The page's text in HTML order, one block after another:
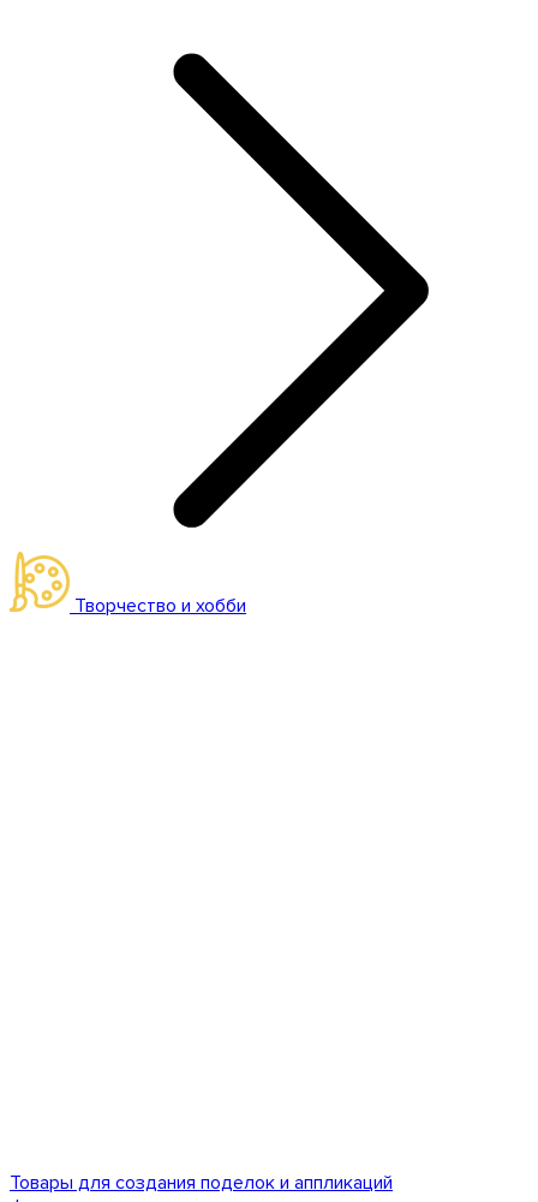
Творчество и хобби
Товары для создания поделок и аппликаций